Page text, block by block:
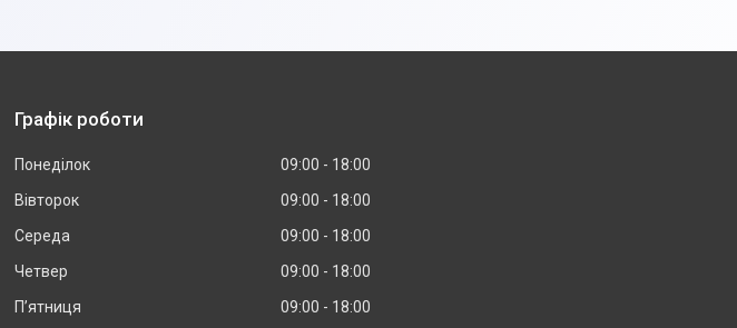
Графік роботи
Понеділок 09:00
18:00
Вівторок
09:00
18:00
Середа
09:00
18:00
Четвер
09:00
18:00
Пʼятниця
09:00 18:00